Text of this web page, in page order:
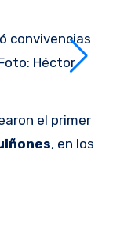
convivencias
Héctor
el primer
, en los